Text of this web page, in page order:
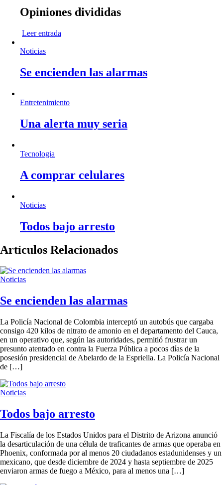
Opiniones divididas
Leer entrada
Noticias
Se encienden las alarmas
Entretenimiento
Una alerta muy seria
Tecnologia
A comprar celulares
Noticias
Todos bajo arresto
Artículos Relacionados
Noticias
Se encienden las alarmas
La Policía Nacional de Colombia interceptó un autobús que cargaba
consigo 420 kilos de nitrato de amonio en el departamento del Cauca,
en un operativo que, según las autoridades, permitió frustrar un
presunto atentado en contra la Fuerza Pública a pocos días de la
posesión presidencial de Abelardo de la Espriella. La Policía Nacional
de […]
Noticias
Todos bajo arresto
La Fiscalía de los Estados Unidos para el Distrito de Arizona anunció
la desarticulación de una célula de traficantes de armas que operaba en
Phoenix, conformada por al menos 20 ciudadanos estadunidenses y un
mexicano, que desde diciembre de 2024 y hasta septiembre de 2025
enviaron armas de fuego a México, para al menos una […]